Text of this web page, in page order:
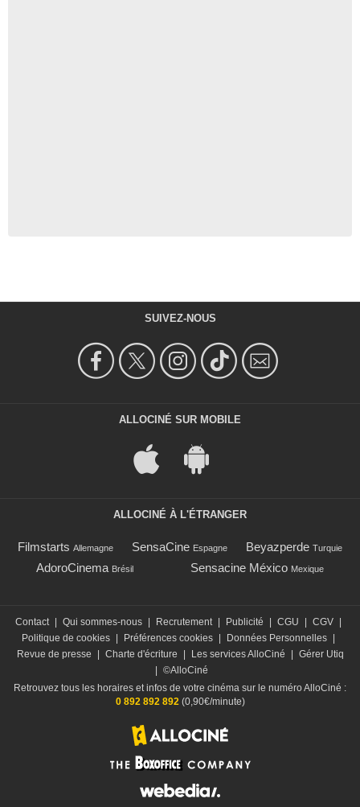
SUIVEZ-NOUS
ALLOCINÉ SUR MOBILE
ALLOCINÉ À L'ÉTRANGER
Filmstarts Allemagne SensaCine Espagne Beyazperde Turquie
AdoroCinema Brésil Sensacine México Mexique
Contact Qui sommes-nous Recrutement Publicité CGU CGV
Politique de cookies
Préférences cookies Données Personnelles
Revue de presse
Charte d'écriture Les services AlloCiné
Gérer Utiq
©AlloCiné
Retrouvez tous les horaires et infos de votre cinéma sur le numéro AlloCiné :
0 892 892 892(0,90€/minute)